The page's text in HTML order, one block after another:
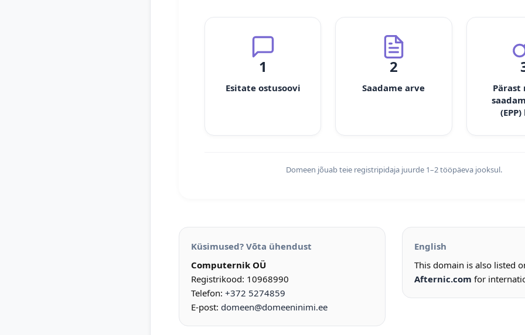
1
Esitate ostusoovi
2
Saadame arve
Pärast
Domeen jõuab teie registripidaja juurde 1–2 tööpäeva jooksul.
Küsimused? Võta ühendust
Computernik OÜ
Registrikood: 10968990
Telefon: +372 5274859
E-post: domeen@domeeninimi.ee
English
This domain is also listed
Afternic.com for